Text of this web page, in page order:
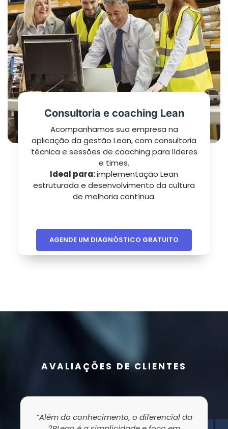
Consultoria e coaching Lean
Acompanhamos sua empresa na
aplicação da gestão Lean, com consultoria
técnica e sessões de coaching para líderes
e times.
Ideal para:implementação Lean
estruturada e desenvolvimento da cultura
de melhoria contínua.
AGENDE UM DIAGNÓSTICO GRATUITO
AVALIAÇÕES DE CLIENTES
”Além do conhecimento, o diferencial da